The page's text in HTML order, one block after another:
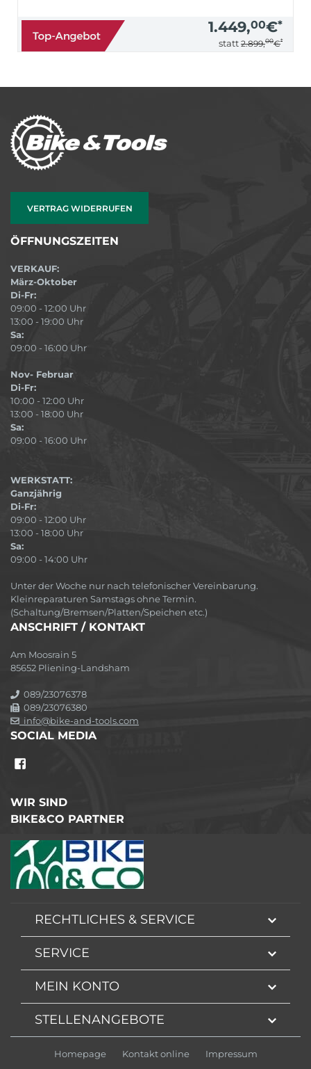
1.449,00€*
statt 2.899,00€*
VERTRAG WIDERRUFEN
ÖFFNUNGSZEITEN
VERKAUF:
März-Oktober
Di-Fr:
09:00 - 12:00 Uhr
13:00 - 19:00 Uhr
Sa:
09:00 - 16:00 Uhr
Nov- Februar
Di-Fr:
10:00 - 12:00 Uhr
13:00 - 18:00 Uhr
Sa:
09:00 - 16:00 Uhr
WERKSTATT:
Ganzjährig
Di-Fr:
09:00 - 12:00 Uhr
13:00 - 18:00 Uhr
Sa:
09:00 - 14:00 Uhr
Unter der Woche nur nach telefonischer Vereinbarung.
Kleinreparaturen Samstags ohne Termin.
(Schaltung/Bremsen/Platten/Speichen etc.)
ANSCHRIFT / KONTAKT
Am Moosrain 5
85652 Pliening-Landsham
089/23076378
089/23076380
info@bike-and-tools.com
SOCIAL MEDIA
WIR SIND
BIKE&CO PARTNER
RECHTLICHES & SERVICE
SERVICE
MEIN KONTO
STELLENANGEBOTE
Homepage Kontakt online Impressum